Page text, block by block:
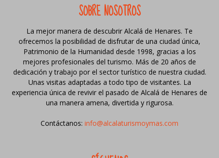
SOBRE NOSOTROS
La mejor manera de descubrir Alcalá de Henares. Te
ofrecemos la posibilidad de disfrutar de una ciudad única,
Patrimonio de la Humanidad desde 1998, gracias a los
mejores profesionales del turismo. Más de 20 años de
dedicación y trabajo por el sector turístico de nuestra ciudad.
Unas visitas adaptadas a todo tipo de visitantes. La
experiencia única de revivir el pasado de Alcalá de Henares de
una manera amena, divertida y rigurosa.
Contáctanos: info@alcalaturismoymas.com